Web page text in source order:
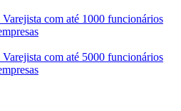
com até 1000 funcionários
com até 5000 funcionários